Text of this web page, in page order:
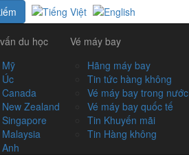
du học
Mỹ
Úc
Canada
New Zealand
Singapore
Malaysia
Anh
Vé máy bay
Hãng máy bay
Tin tức hàng không
Vé máy bay trong nước
Vé máy bay quốc tế
Tin Khuyến mãi
Tin Hàng không